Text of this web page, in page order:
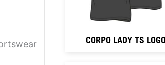
CORPO LADY TS